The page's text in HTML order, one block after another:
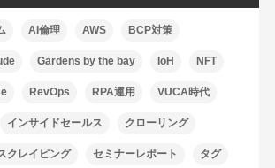
AI倫理 AWS BCP対策
Gardens by the bay IoH NFT
RevOps RPA運用 VUCA時代
インサイドセールス クローリング
クレイピング セミナーレポート タグ